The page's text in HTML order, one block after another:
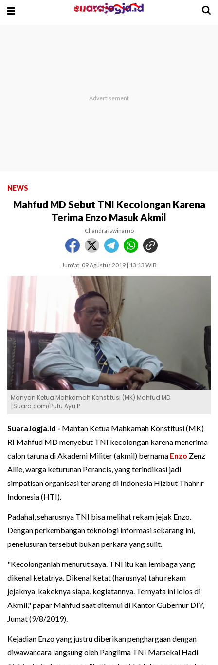
NEWS
Mahfud MD Sebut TNI Kecolongan Karena
Terima Enzo Masuk Akmil
Chandra Iswinarno
Jum'at, 09 Agustus 2019 | 13:13 WIB
Manyan Ketua Mahkamah Konstitusi (MK) Mahfud MD.
[Suara.com/Putu Ayu P
SuaraJogja.id - Mantan Ketua Mahkamah Konstitusi (MK)
RI Mahfud MD menyebut TNI kecolongan karena menerima
calon taruna di Akademi Militer (akmil) bernama Enzo Zenz
Allie, warga keturunan Perancis, yang terindikasi jadi
simpatisan organisasi terlarang di Indonesia Hizbut Thahrir
Indonesia (HTI).
Padahal, seharusnya TNI bisa melihat rekam jejak Enzo.
Dengan perkembangan teknologi informasi sekarang ini,
penelusuran tersebut bukan perkara yang sulit.
"Kecolonganlah menurut saya. TNI itu kan lembaga yang
dikenal ketatnya. Dikenal ketat (harusnya) tahu rekam
jejaknya, kakeknya siapa, kegiatannya. Ternyata ini lolos di
Akmil," papar Mahfud saat ditemui di Kantor Gubernur DIY,
Jumat (9/8/2019).
Kejadian Enzo yang justru diberikan penghargaan dengan
diwawancara langsung oleh Panglima TNI Marsekal Hadi